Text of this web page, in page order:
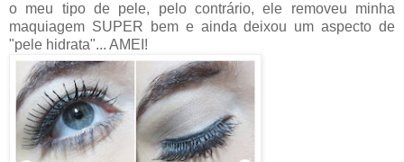
o meu tipo de pele, pelo contrário, ele removeu minha
maquiagem SUPER bem e ainda deixou um aspecto de
"pele hidrata"... AMEI!